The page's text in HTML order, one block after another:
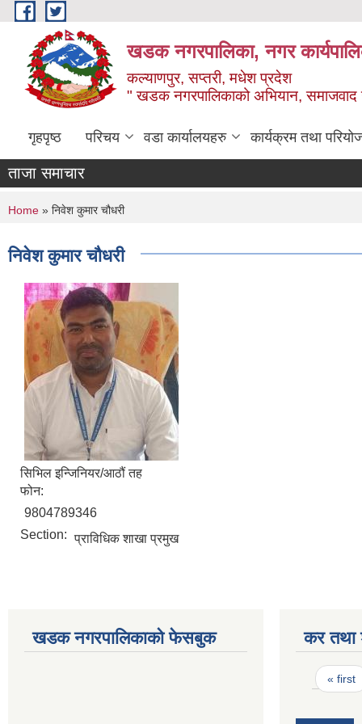
Skip to main content
खडक नगरपालिका, नगर
कल्याणपुर, सप्तरी, मधेश प्रदेश
" खडक नगरपालिकाको अभियान, समाजवाद
गृहपृष्ठ परिचय वडा कार्यालयहरु कार्यक्रम तथा
ताजा समाचार
You are here
Home » निवेश कुमार चौधरी
निवेश कुमार चौधरी
सिभिल इन्जिनियर/आठौं तह
फोन:
9804789346
Section: प्राविधिक शाखा प्रमुख
खडक नगरपालिकाको फेसबुक कर
Pages
« first